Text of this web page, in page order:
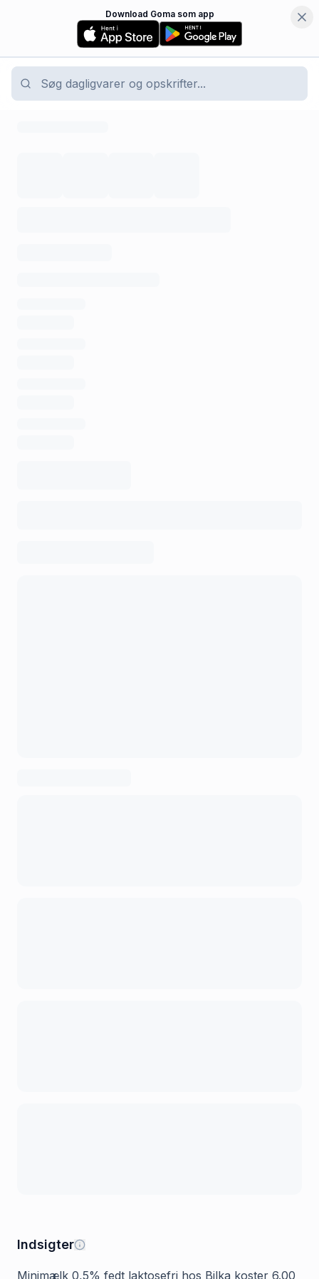
Download Goma som app
Indsigter
Minimælk 0,5% fedt laktosefri hos Bilka koster 6.00